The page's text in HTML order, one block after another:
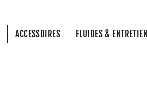
ACCESSOIRES FLUIDES & ENTRETIEN